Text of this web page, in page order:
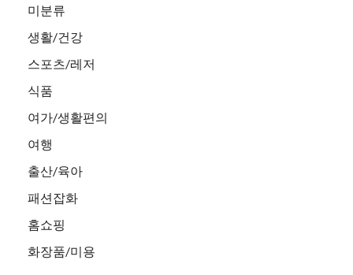
미분류
생활/건강
스포츠/레저
식품
여가/생활편의
여행
출산/육아
패션잡화
홈쇼핑
화장품/미용